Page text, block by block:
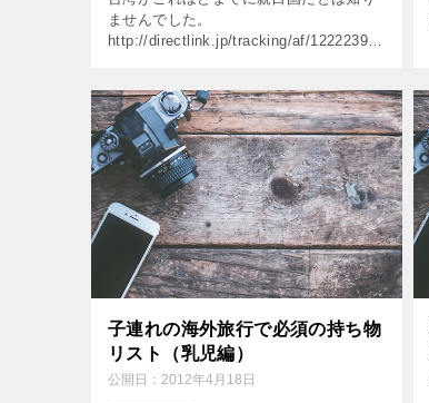
ませんでした。
http://directlink.jp/tracking/af/1222239/t
[…]
子連れの海外旅行で必須の持ち物
リスト（乳児編）
公開日： 2012年4月18日